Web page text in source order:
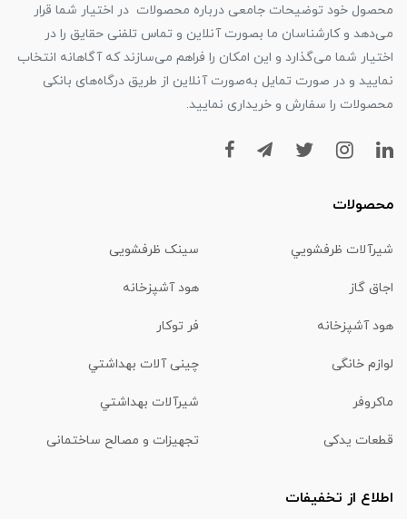
محصول خود توضیحات جامعی درباره محصولات در اختیار شما قرار
می‌دهد و کارشناسان ما بصورت آنلاین و تماس تلفنی حقایق را در
اختیار شما می‌گذارد و این امکان را فراهم می‌سازند که آگاهانه انتخاب
نمایید و در صورت تمایل به‌صورت آنلاین از طریق درگاه‌های بانکی
محصولات را سفارش و خریداری نمایید.
محصولات
شیرآلات ظرفشويي سینک ظرفشویی
اجاق گاز هود آشپزخانه
هود آشپزخانه فر توکار
لوازم خانگی چینی آلات بهداشتي
ماكروفر شیرآلات بهداشتي
قطعات یدکی تجهیزات و مصالح ساختمانی
اطلاع از تخفیفات